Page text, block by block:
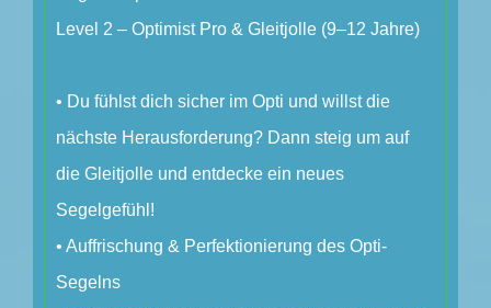
Level 2 – Optimist Pro & Gleitjolle (9–12 Jahre)
• Du fühlst dich sicher im Opti und willst die
nächste Herausforderung? Dann steig um auf
die Gleitjolle und entdecke ein neues
Segelgefühl!
• Auffrischung & Perfektionierung des Opti-
Segelns